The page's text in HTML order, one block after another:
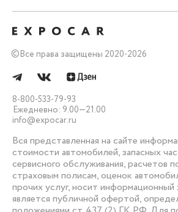
©Все права защищены 2020-2026
8-800-533-79-93
Ежедневно: 9.00—21.00
info@expocar.ru
Вся представленная на сайте
стоимости автомобилей, запасных
сервисного обслуживания, расчетов
страховым полисам, оценок
прочих услуг, носит информационный
является публичной офертой,